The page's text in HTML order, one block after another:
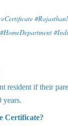
if their
years.
Certificate?